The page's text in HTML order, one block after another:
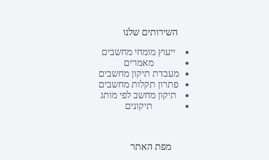
השירותים שלנו
ייעוץ מומחי מחשבים
מאמרים
מעבדת תיקון מחשבים
פתרון תקלות מחשבים
תיקון מחשב לפי מותג
תיקונים
מפת האתר